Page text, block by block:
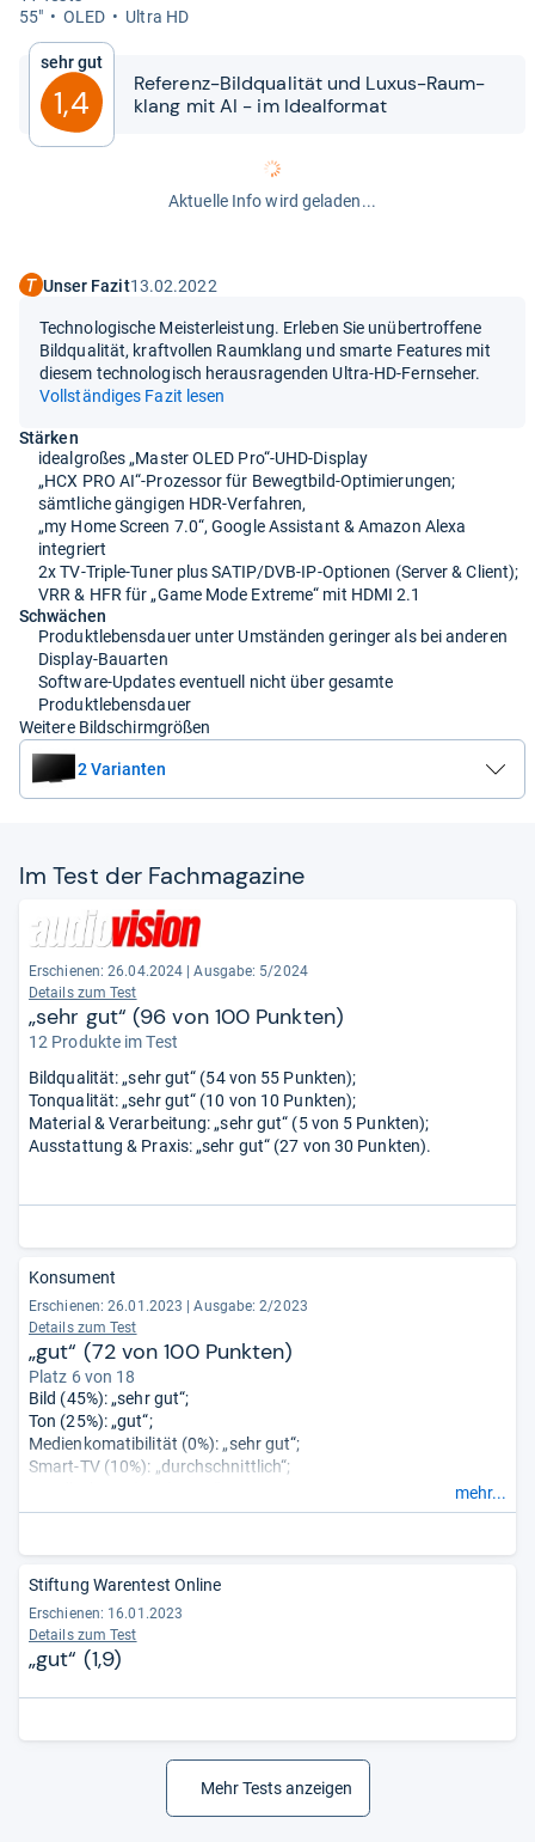
55"
OLED Ultra HD
Sehr gut
1,4
Refe­renz-​​Bild­qua­li­tät und Luxus-​​Raum­
klang mit AI -​​ im Ide­al­for­mat
Aktuelle Info wird geladen...
Unser Fazit13.02.2022
Technologische Meisterleistung. Erleben Sie unübertroffene
Bildqualität, kraftvollen Raumklang und smarte Features mit
diesem technologisch herausragenden Ultra-HD-Fernseher.
Vollständiges Fazit lesen
Stärken
idealgroßes „Master OLED Pro“-UHD-Display
„HCX PRO AI“-Prozessor für Bewegtbild-Optimierungen;
sämtliche gängigen HDR-Verfahren,
„my Home Screen 7.0“, Google Assistant & Amazon Alexa
integriert
2x TV-Triple-Tuner plus SATIP/DVB-IP-Optionen (Server & Client);
VRR & HFR für „Game Mode Extreme“ mit HDMI 2.1
Schwächen
Produktlebensdauer unter Umständen geringer als bei anderen
Display-Bauarten
Software-Updates eventuell nicht über gesamte
Produktlebensdauer
Weitere Bildschirmgrößen
2 Varianten
Im Test der Fach­ma­ga­zine
Erschienen: 26.04.2024 | Ausgabe: 5/2024
Details zum Test
„sehr gut“ (96 von 100 Punkten)
12 Produkte im Test
Bildqualität: „sehr gut“ (54 von 55 Punkten);
Tonqualität: „sehr gut“ (10 von 10 Punkten);
Material & Verarbeitung: „sehr gut“ (5 von 5 Punkten);
Ausstattung & Praxis: „sehr gut“ (27 von 30 Punkten).
Konsument
Erschienen: 26.01.2023 | Ausgabe: 2/2023
Details zum Test
„gut“ (72 von 100 Punkten)
Platz 6 von 18
Bild​ ​(45%): ​„sehr gut“;​
Ton ​(25%): ​„gut“;​
Medienkomatibilität (0%): „sehr gut“;
Smart-TV ​(10%): ​„durchschnittlich“;​
Anschlüsse und Tuner (5%): „sehr gut“;
mehr...
Stiftung Warentest Online
Erschienen: 16.01.2023
Details zum Test
„gut“ (1,9)
Mehr Tests anzeigen